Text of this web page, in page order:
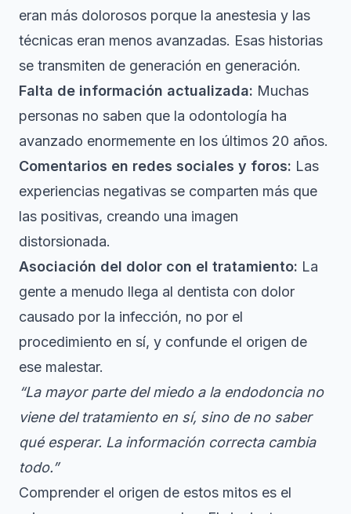
eran más dolorosos porque la anestesia y las
técnicas eran menos avanzadas. Esas historias
se transmiten de generación en generación.
Falta de información actualizada: Muchas
personas no saben que la odontología ha
avanzado enormemente en los últimos 20 años.
Comentarios en redes sociales y foros: Las
experiencias negativas se comparten más que
las positivas, creando una imagen
distorsionada.
Asociación del dolor con el tratamiento: La
gente a menudo llega al dentista con dolor
causado por la infección, no por el
procedimiento en sí, y confunde el origen de
ese malestar.
“La mayor parte del miedo a la endodoncia no
viene del tratamiento en sí, sino de no saber
qué esperar. La información correcta cambia
todo.”
Comprender el origen de estos mitos es el